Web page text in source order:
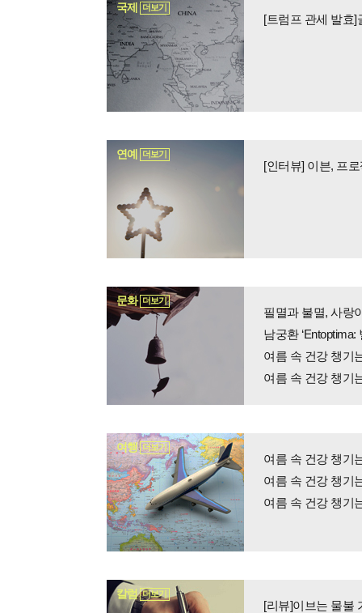
국제 더보기
[트럼프 관세 발효
연예 더보기
[인터뷰] 이븐, 프
문화 더보기
필멸과 불멸, 사랑
남궁환
여름 속 건강 챙기
여름 속 건강 챙기
여행 더보기
여름 속 건강 챙기
여름 속 건강 챙기
여름 속 건강 챙기
칼럼 더보기
[리뷰]이브는 물불